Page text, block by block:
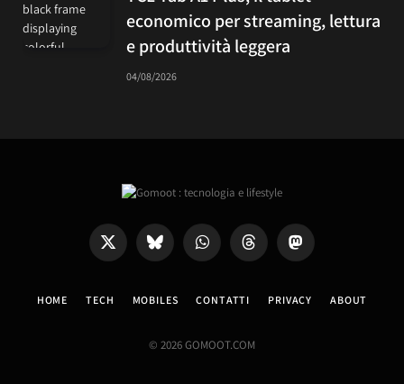
economico per streaming, lettura
e produttività leggera
04/08/2026
X
(Twitter)
Bluesky WhatsAppThreads Mastodon
HOME TECH MOBILES CONTATTI PRIVACY ABOUT
© 2026 GOMOOT.COM